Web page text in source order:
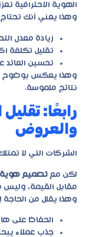
الهوية الاحترافية
وهذا يعني أنك تحتاج
زيادة معدل
تقليل تكلفة
تحسين العائد
وهذا يعكس بوضوح
نتائج ملموسة.
رابعًا:
والعروض
الشركات التي لا
لكن مع تصميم هوية
مقابل القيمة،
وهذا يقلل من
الحفاظ على
جذب عملاء